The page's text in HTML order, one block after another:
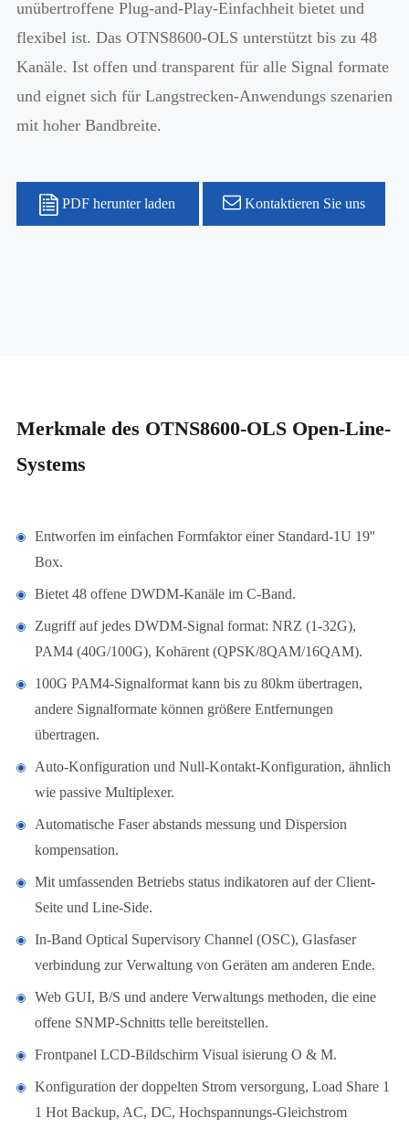
unübertroffene Plug-and-Play-Einfachheit bietet und
flexibel ist. Das OTNS8600-OLS unterstützt bis zu 48
Kanäle. Ist offen und transparent für alle Signal formate
und eignet sich für Langstrecken-Anwendungs szenarien
mit hoher Bandbreite.
PDF herunter laden Kontaktieren Sie uns
Merkmale des OTNS8600-OLS Open-Line-
Systems
Entworfen im einfachen Formfaktor einer Standard-1U 19''
Box.
Bietet 48 offene DWDM-Kanäle im C-Band.
Zugriff auf jedes DWDM-Signal format: NRZ (1-32G),
PAM4 (40G/100G), Kohärent (QPSK/8QAM/16QAM).
100G PAM4-Signalformat kann bis zu 80km übertragen,
andere Signalformate können größere Entfernungen
übertragen.
Auto-Konfiguration und Null-Kontakt-Konfiguration, ähnlich
wie passive Multiplexer.
Automatische Faser abstands messung und Dispersion
kompensation.
Mit umfassenden Betriebs status indikatoren auf der Client-
Seite und Line-Side.
In-Band Optical Supervisory Channel (OSC), Glasfaser
verbindung zur Verwaltung von Geräten am anderen Ende.
Web GUI, B/S und andere Verwaltungs methoden, die eine
offene SNMP-Schnitts telle bereitstellen.
Frontpanel LCD-Bildschirm Visual isierung O & M.
Konfiguration der doppelten Strom versorgung, Load Share 1
1 Hot Backup, AC, DC, Hochspannungs-Gleichstrom